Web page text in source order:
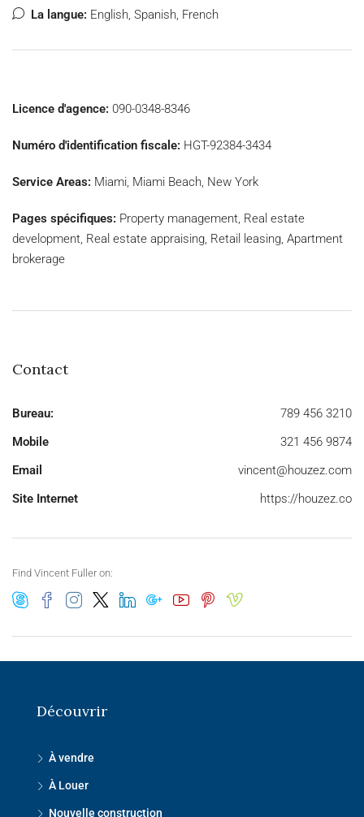
La langue: English, Spanish, French
Licence d'agence: 090-0348-8346
Numéro d'identification fiscale: HGT-92384-3434
Service Areas: Miami, Miami Beach, New York
Pages spécifiques: Property management, Real estate
development, Real estate appraising, Retail leasing, Apartment
brokerage
Contact
Bureau:
789 456 3210
Mobile
321 456 9874
Email
vincent@houzez.com
Site Internet
https://houzez.co
Find Vincent Fuller on:
Découvrir
À vendre
À Louer
Nouvelle construction